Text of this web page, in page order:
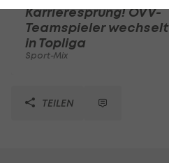
Karrieresprung! ÖVV-
Teamspieler wechselt
in Topliga
Sport-Mix
TEILEN